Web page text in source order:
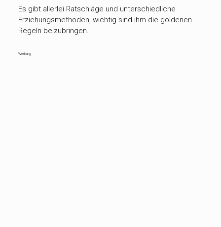
Es gibt allerlei Ratschläge und unterschiedliche
Erziehungsmethoden, wichtig sind ihm die goldenen
Regeln beizubringen.
Werbung